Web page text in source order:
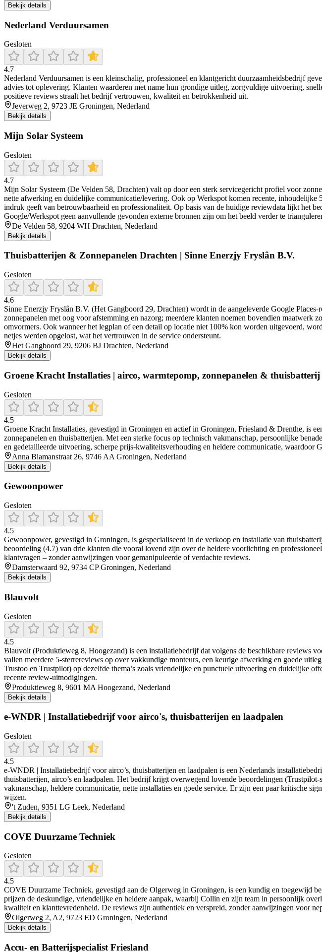
Bekijk details
Nederland Verduursamen
Gesloten
4.7
Nederland Verduursamen is een kleinschalig, professioneel en klantgericht duurzaamheidsbedrijf
advies tot oplevering. Klanten waarderen met name hun grondige uitleg, zorgvuldige uitvoering,
positieve reviews straalt het bedrijf vertrouwen, kwaliteit en betrokkenheid uit.
Jeverweg 2, 9723 JE Groningen, Nederland
Bekijk details
Mijn Solar Systeem
Gesloten
4.7
Mijn Solar Systeem (De Velden 58, Drachten) valt op door een sterk servicegericht profiel voor
nette afwerking en duidelijke communicatie/levering. Ook op Werkspot komen recente, inhoudelijke
indruk geeft van betrouwbaarheid en professionaliteit. Op basis van de huidige reviewdata lijkt het
Google/Werkspot geen aanvullende gevonden externe bronnen zijn om het beeld verder te
De Velden 58, 9204 WH Drachten, Nederland
Bekijk details
Thuisbatterijen & Zonnepanelen Drachten | Sinne Enerzjy Fryslân B.V.
Gesloten
4.6
Sinne Enerzjy Fryslân B.V. (Het Gangboord 29, Drachten) wordt in de aangeleverde Google
zonnepanelen met oog voor afstemming en nazorg; meerdere klanten noemen bovendien
omvormers. Ook wanneer het legplan of een detail op locatie niet 100% kon worden uitgevoerd,
netjes werden opgelost, wat het vertrouwen in de service ondersteunt.
Het Gangboord 29, 9206 BJ Drachten, Nederland
Bekijk details
Groene Kracht Installaties | airco, warmtepomp, zonnepanelen &
Gesloten
4.5
Groene Kracht Installaties, gevestigd in Groningen en actief in Groningen, Friesland & Drenthe, is
zonnepanelen en thuisbatterijen. Met een sterke focus op technisch vakmanschap, persoonlijke
en gedetailleerde uitvoering, scherpe prijs-kwaliteitsverhouding en heldere communicatie,
Anna Blamanstraat 26, 9746 AA Groningen, Nederland
Bekijk details
Gewoonpower
Gesloten
4.5
Gewoonpower, gevestigd in Groningen, is gespecialiseerd in de verkoop en installatie van
beoordeling (4.7) van drie klanten die vooral lovend zijn over de heldere voorlichting en
klantvragen – zonder aanwijzingen voor gemanipuleerde of verdachte reviews.
Damsterwaard 92, 9734 CP Groningen, Nederland
Bekijk details
Blauvolt
Gesloten
4.5
Blauvolt (Produktieweg 8, Hoogezand) is een installatiebedrijf dat volgens de beschikbare reviews
vallen meerdere 5-sterrereviews op over vakkundige monteurs, een keurige afwerking en goede
Trustoo en Trustpilot) op dezelfde thema’s zoals vriendelijke en punctuele uitvoering en duidelijke
recente review-uitnodigingen.
Produktieweg 8, 9601 MA Hoogezand, Nederland
Bekijk details
e-WNDR | Installatiebedrijf voor airco's, thuisbatterijen en laadpalen
Gesloten
4.5
e‑WNDR | Installatiebedrijf voor airco’s, thuisbatterijen en laadpalen is een Nederlands
thuisbatterijen, airco’s en laadpalen. Het bedrijf krijgt overwegend lovende beoordelingen
vakmanschap, heldere communicatie, nette installaties en goede service. Er zijn een paar kritische
wijzen.
't Zuden, 9351 LG Leek, Nederland
Bekijk details
COVE Duurzame Techniek
Gesloten
4.5
COVE Duurzame Techniek, gevestigd aan de Olgerweg in Groningen, is een kundig en toegewijd
prijzen de deskundige, vriendelijke en heldere aanpak, waarbij Collin en zijn team in persoonlijk
kwaliteit en klanttevredenheid. De reviews zijn authentiek en verspreid, zonder aanwijzingen voor
Olgerweg 2, A2, 9723 ED Groningen, Nederland
Bekijk details
Accu- en Batterijspecialist Friesland